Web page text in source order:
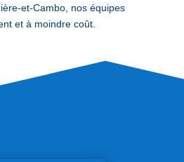
et-Cambo, nos équipes
et à moindre coût.